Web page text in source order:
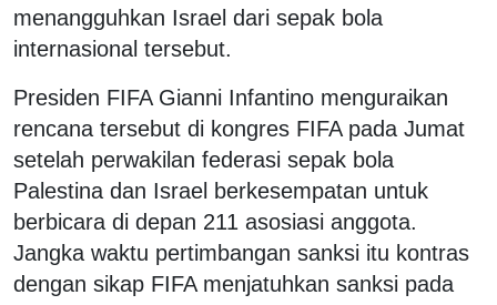
menangguhkan Israel dari sepak bola
internasional tersebut.
Presiden FIFA Gianni Infantino menguraikan
rencana tersebut di kongres FIFA pada Jumat
setelah perwakilan federasi sepak bola
Palestina dan Israel berkesempatan untuk
berbicara di depan 211 asosiasi anggota.
Jangka waktu pertimbangan sanksi itu kontras
dengan sikap FIFA menjatuhkan sanksi pada